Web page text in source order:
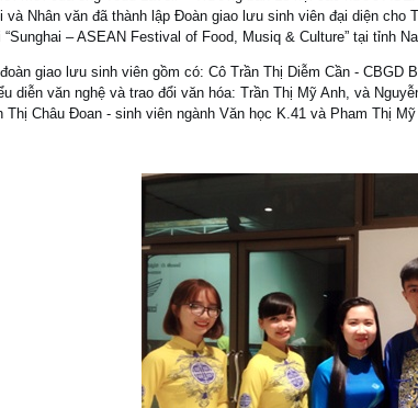
và Nhân văn đã thành lập Đoàn giao lưu sinh viên đại diện
“Sunghai – ASEAN Festival of Food, Musiq & Culture” tại tỉnh
giao lưu sinh viên gồm có: Cô Trần Thị Diễm Cần - CBGD
diễn văn nghệ và trao đổi văn hóa: Trần Thị Mỹ Anh, và
Thị Châu Đoan - sinh viên ngành Văn học K.41 và Pham Thị